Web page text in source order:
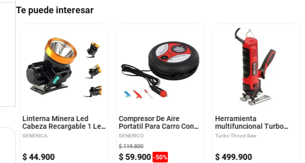
Te puede interesar
Linterna Minera Led
Cabeza Recargable 1 Led
Cargador
GENERICA
$ 44.900
Compresor De Aire
Portatil Para Carro Con
Medidor
GENERICO
$ 59.900 -50%
$ 119.800
Herramienta
multifuncional Turbo
Thrust Saw
Turbo Thrust Saw
$ 499.900